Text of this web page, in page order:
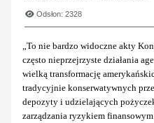
Odsłon: 2328
„To nie bardzo widoczne akty
często nieprzejrzyste działania
wielką transformację
tradycyjnie konserwatywnych
depozyty i udzielających
zarządzania ryzykiem finansowym